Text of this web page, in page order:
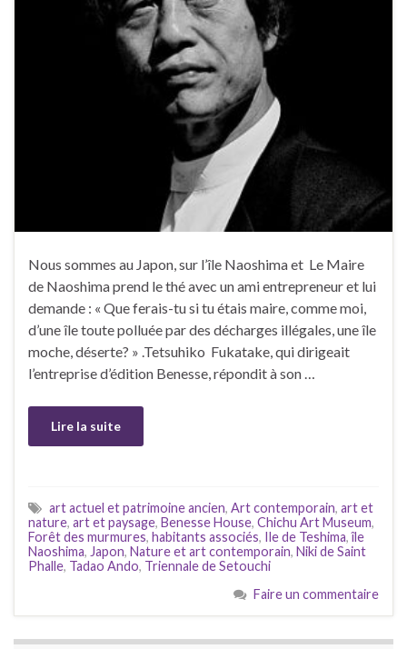
Nous sommes au Japon, sur l’île Naoshima et Le Maire
de Naoshima prend le thé avec un ami entrepreneur et lui
demande : « Que ferais-tu si tu étais maire, comme moi,
d’une île toute polluée par des décharges illégales, une île
moche, déserte? » .Tetsuhiko Fukatake, qui dirigeait
l’entreprise d’édition Benesse, répondit à son …
Lire la suite
art actuel et patrimoine ancien, Art contemporain, art et
nature, art et paysage, Benesse House, Chichu Art Museum,
Forêt des murmures, habitants associés, Ile de Teshima,île
Naoshima, Japon, Nature et art contemporain, Niki de Saint
Phalle, Tadao Ando, Triennale de Setouchi
Faire un commentaire